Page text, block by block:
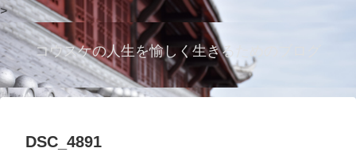
>
コウスケの人生を愉しく生きるためのブログ
DSC_4891